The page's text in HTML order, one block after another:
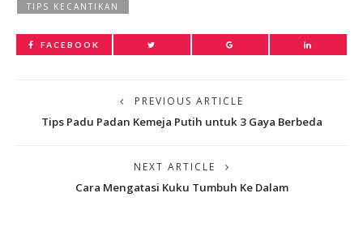
TIPS KECANTIKAN
FACEBOOK
PREVIOUS ARTICLE
Tips Padu Padan Kemeja Putih untuk 3 Gaya Berbeda
NEXT ARTICLE
Cara Mengatasi Kuku Tumbuh Ke Dalam